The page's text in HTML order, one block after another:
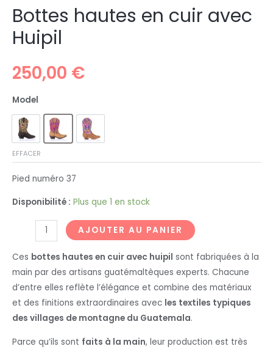
Bottes hautes en cuir avec
Huipil
250,00 €
Model
EFFACER
Pied numéro 37
Disponibilité : Plus que 1 en stock
quantité
Bottes
hautes
en
cuir
avec
AJOUTER AU PANIER
Ces bottes hautes en cuir avec huipil sont fabriquées à la
main par des artisans guatémaltèques experts. Chacune
d’entre elles reflète l’élégance et combine des matériaux
et des finitions extraordinaires avec les textiles typiques
des villages de montagne du Guatemala.
Parce qu’ils sont faits à la main, leur production est très